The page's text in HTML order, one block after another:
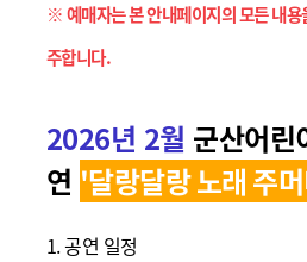
※ 예매자는 본 안내페이지의 모든 내용
주합니다.
2026년 2월 군산어린
연 '달랑달랑 노래 주
1.공연 일정